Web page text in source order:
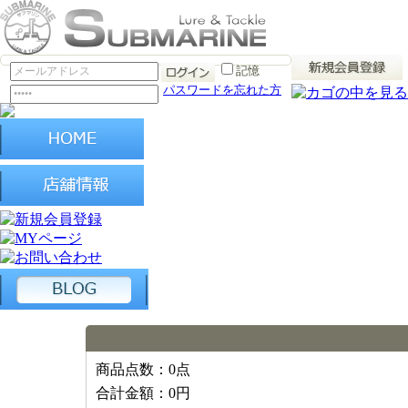
記憶
パスワードを忘れた方
商品点数：0点
合計金額：0円